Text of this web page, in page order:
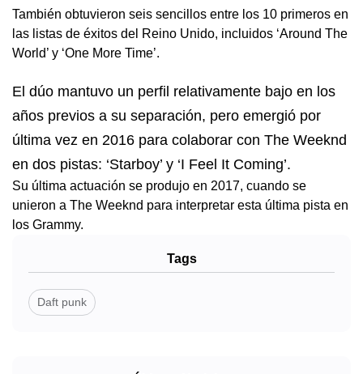
También obtuvieron seis sencillos entre los 10 primeros en
las listas de éxitos del Reino Unido, incluidos ‘Around The
World’ y ‘One More Time’.
El dúo mantuvo un perfil relativamente bajo en los
años previos a su separación, pero emergió por
última vez en 2016 para colaborar con The Weeknd
en dos pistas: ‘Starboy’ y ‘I Feel It Coming’.
Su última actuación se produjo en 2017, cuando se
unieron a The Weeknd para interpretar esta última pista en
los Grammy.
Tags
Daft punk